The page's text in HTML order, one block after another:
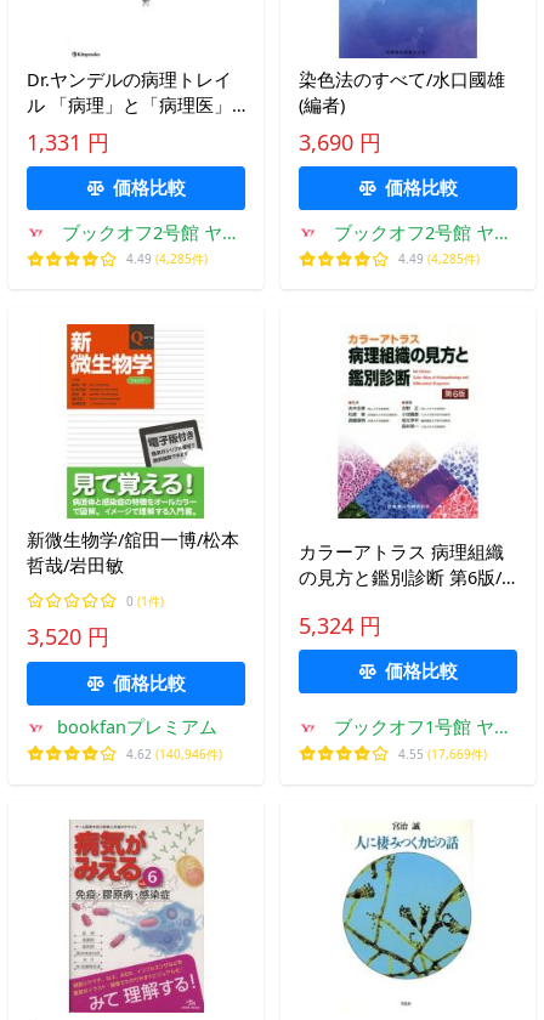
Dr.ヤンデルの病理トレイ
ル 「病理」と「病理医」
と「病理の仕事」を徹底的
に言語/市原真(著者)
1,331 円
価格比較
ブックオフ2号館 ヤフ
ーショッピング店
4.49 (4,285件)
染色法のすべて/水口國雄
(編者)
3,690 円
価格比較
ブックオフ2号館 ヤフ
ーショッピング店
4.49 (4,285件)
新微生物学/舘田一博/松本
哲哉/岩田敏
0 (1件)
3,520 円
価格比較
bookfanプレミアム
4.62 (140,946件)
カラーアトラス 病理組織
の見方と鑑別診断 第6版/
5,324 円
価格比較
ブックオフ1号館 ヤフ
ーショッピング店
4.55 (17,669件)